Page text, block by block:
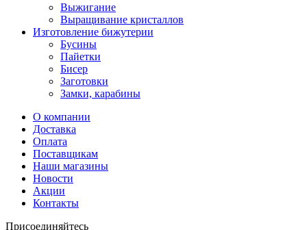
Выжигание
Выращивание кристаллов
Изготовление бижутерии
Бусины
Пайетки
Бисер
Заготовки
Замки, карабины
О компании
Доставка
Оплата
Поставщикам
Наши магазины
Новости
Акции
Контакты
Присоединяйтесь